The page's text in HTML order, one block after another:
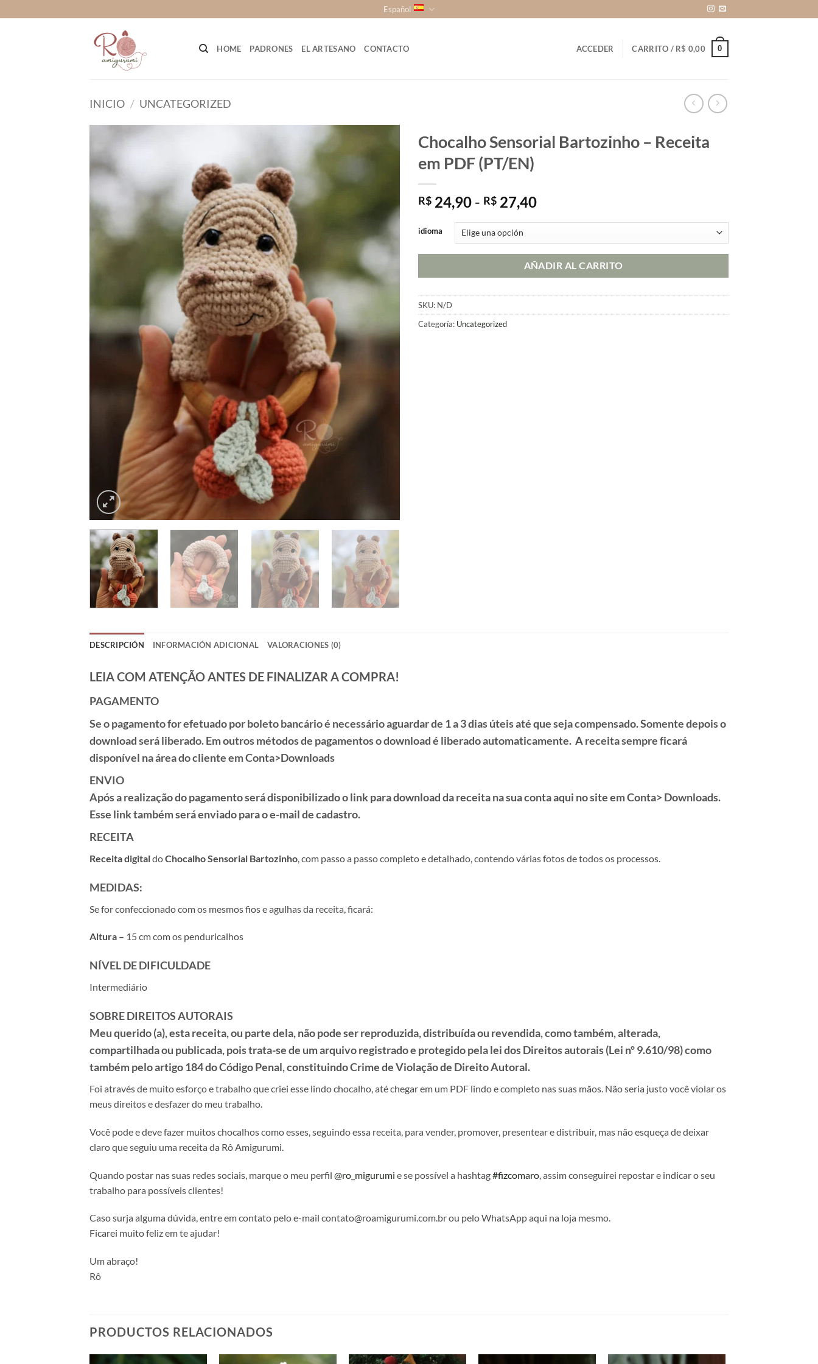
al
Español
HOME PADRONES EL ARTESANO CONTACTO ACCEDER CARRITO / R$ 0,00 0
INICIO / UNCATEGORIZED
Chocalho Sensorial Bartozinho – Receita
em PDF (PT/EN)
R$ 24,90 - R$ 27,40Rango
desde
R$ 24,90
hasta
idioma
AÑADIR AL CARRITO
SKU: N/D
Categoría: Uncategorized
DESCRIPCIÓN INFORMACIÓN ADICIONAL VALORACIONES (0)
LEIA COM ATENÇÃO ANTES DE FINALIZAR A COMPRA!
PAGAMENTO
Se o pagamento for efetuado porboletobancário é necessário aguardar de 1 a 3 dias úteisaté que seja compensado. Somente depois o
download será liberado. Em outros métodos de pagamentos o download é liberado automaticamente. A receita sempre ficará
disponível na área do cliente emConta>Downloads
ENVIO
Após a realização do pagamento será disponibilizado o link para download da receita na sua conta aqui no site emConta> Downloads.
Esse link também será enviado para o e-mail de cadastro.
RECEITA
ReceitadigitaldoChocalho Sensorial Bartozinho, com passo a passo completo e detalhado, contendo várias fotos de todos os processos.
MEDIDAS:
Se for confeccionado com os mesmos fios e agulhas da receita, ficará:
Altura – 15 cm com os penduricalhos
NÍVEL DE DIFICULDADE
Intermediário
SOBRE DIREITOS AUTORAIS
Meu querido (a), esta receita, ou parte dela, não pode ser reproduzida, distribuída ou revendida, como também, alterada,
compartilhada ou publicada, pois trata-se de um arquivo registrado e protegido pela lei dos Direitos autorais (Lei nº 9.610/98) como
também pelo artigo 184 do Código Penal, constituindo Crime de Violação de Direito Autoral.
Foi através de muito esforço e trabalho que criei esse lindo chocalho, até chegar em um PDF lindo e completo nas suas mãos. Não seria justo você violar os
meus direitos e desfazer do meu trabalho.
Você pode e deve fazer muitos chocalhos como esses, seguindo essa receita, para vender, promover, presentear e distribuir, mas não esqueça de deixar
claro que seguiu uma receita da Rô Amigurumi.
Quando postar nas suas redes sociais, marque o meu perfil @ro_migurumi e se possível a hashtag#fizcomaro , assim conseguirei repostar e indicar o seu
trabalho para possíveis clientes!
Caso surja alguma dúvida, entre em contato pelo e-mail contato@roamigurumi.com.br ou pelo WhatsApp aqui na loja mesmo.
Ficarei muito feliz em te ajudar!
Um abraço!
Rô
PRODUCTOS RELACIONADOS